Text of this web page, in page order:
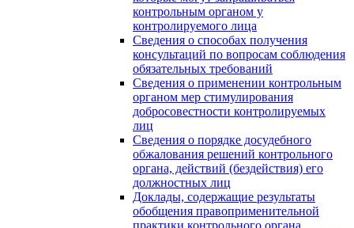
контрольным органом у
контролируемого лица
Сведения о способах получения
консультаций по вопросам соблюдения
обязательных требований
Сведения о применении контрольным
органом мер стимулирования
добросовестности контролируемых
лиц
Сведения о порядке досудебного
обжалования решений контрольного
органа, действий (бездействия) его
должностных лиц
Доклады, содержащие результаты
обобщения правоприменительной
практики контрольного органа